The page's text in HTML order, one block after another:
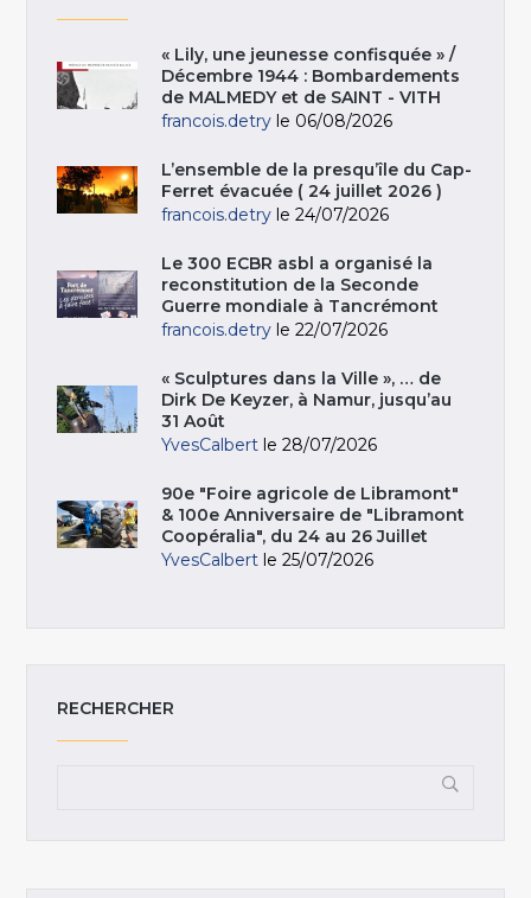
« Lily, une jeunesse confisquée » /
Décembre 1944 : Bombardements
de MALMEDY et de SAINT - VITH
francois.detry le 06/08/2026
L’ensemble de la presqu’île du Cap-
Ferret évacuée ( 24 juillet 2026 )
francois.detry le 24/07/2026
Le 300 ECBR asbl a organisé la
reconstitution de la Seconde
Guerre mondiale à Tancrémont
francois.detry le 22/07/2026
« Sculptures dans la Ville », … de
Dirk De Keyzer, à Namur, jusqu’au
31 Août
YvesCalbert le 28/07/2026
90e "Foire agricole de Libramont"
& 100e Anniversaire de "Libramont
Coopéralia", du 24 au 26 Juillet
YvesCalbert le 25/07/2026
RECHERCHER